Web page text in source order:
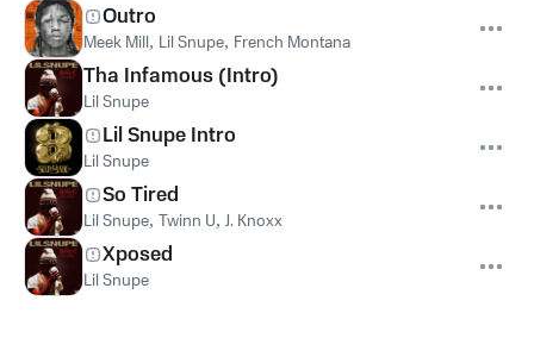
Outro
Meek Mill, Lil Snupe, French Montana
Tha Infamous (Intro)
Lil Snupe
Lil Snupe Intro
Lil Snupe
So Tired
Lil Snupe, Twinn U, J. Knoxx
Xposed
Lil Snupe